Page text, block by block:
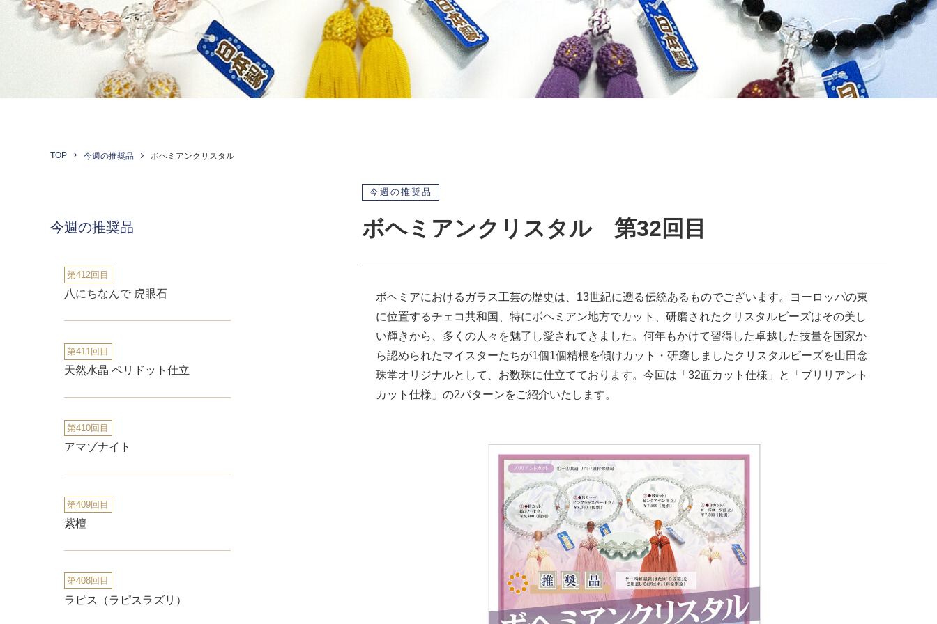
TOP 今週の推奨品 ボヘミアンクリスタル
今週の推奨品
ボヘミアンクリスタル 第32回目
ボヘミアにおけるガラス工芸の歴史は、13世紀に遡る伝統あるものでございます。ヨーロッパの東
に位置するチェコ共和国、特にボヘミアン地方でカット、研磨されたクリスタルビーズはその美し
い輝きから、多くの人々を魅了し愛されてきました。何年もかけて習得した卓越した技量を国家か
ら認められたマイスターたちが1個1個精根を傾けカット・研磨しましたクリスタルビーズを山田念
珠堂オリジナルとして、お数珠に仕立てております。今回は「32面カット仕様」と「ブリリアント
カット仕様」の2パターンをご紹介いたします。
今週の推奨品
第412回目
八にちなんで 虎眼石
第411回目
天然水晶 ペリドット仕立
第410回目
アマゾナイト
第409回目
紫檀
第408回目
ラピス（ラピスラズリ）